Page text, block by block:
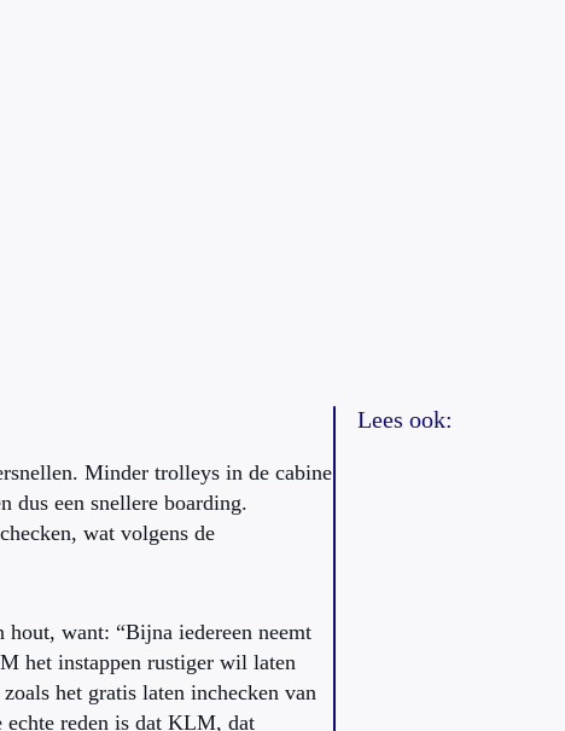
Minder trolleys in de cabine
dus een snellere boarding.
wat volgens de
want: “Bijna iedereen neemt
het instappen rustiger wil laten
het gratis laten inchecken van
echte reden is dat KLM, dat
Lees ook: